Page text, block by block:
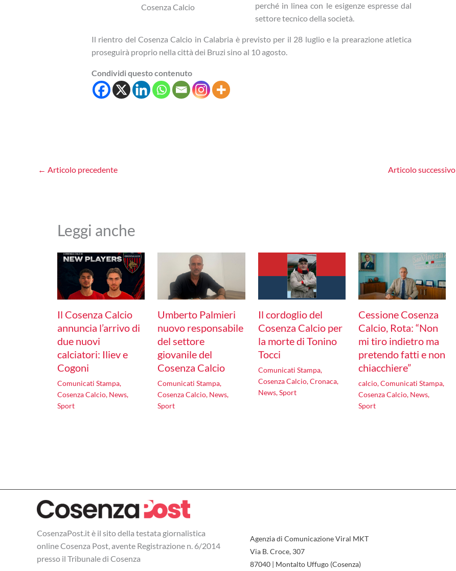
Cosenza Calcio
perché in linea con le esigenze espresse dal
settore tecnico della società.
Il rientro del Cosenza Calcio in Calabria è previsto per il 28 luglio e la prearazione atletica
proseguirà proprio nella città dei Bruzi sino al 10 agosto.
Condividi questo contenuto
← Articolo precedente Articolo successivo
Leggi anche
Il Cosenza Calcio
annuncia l’arrivo di
due nuovi
calciatori: Iliev e
Cogoni
Comunicati Stampa,
Cosenza Calcio, News,
Sport
Umberto Palmieri
nuovo responsabile
del settore
giovanile del
Cosenza Calcio
Comunicati Stampa,
Cosenza Calcio, News,
Sport
Il cordoglio del
Cosenza Calcio per
la morte di Tonino
Tocci
Comunicati Stampa,
Cosenza Calcio,Cronaca,
News,Sport
Cessione Cosenza
Calcio, Rota: “Non
mi tiro indietro ma
pretendo fatti e non
chiacchiere”
calcio,Comunicati Stampa,
Cosenza Calcio, News,
Sport
CosenzaPost.it è il sito della testata giornalistica
online Cosenza Post, avente Registrazione n. 6/2014
presso il Tribunale di Cosenza
Agenzia di Comunicazione Viral MKT
Via B. Croce, 307
87040 | Montalto Uffugo (Cosenza)